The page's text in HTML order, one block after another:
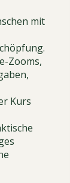
mit
Zooms,
Kurs